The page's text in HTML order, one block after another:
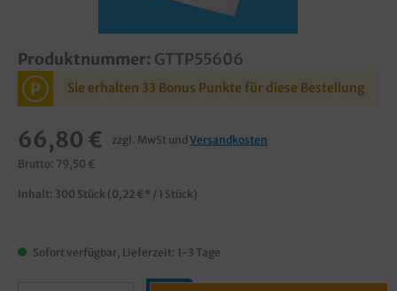
Produktnummer: GTTP55606
P Sie erhalten 33 Bonus Punkte für diese Bestellung
66,80 € zzgl. MwSt und Versandkosten
Brutto: 79,50 €
Inhalt: 300 Stück (0,22 €* / 1 Stück)
Sofort verfügbar, Lieferzeit: 1-3 Tage